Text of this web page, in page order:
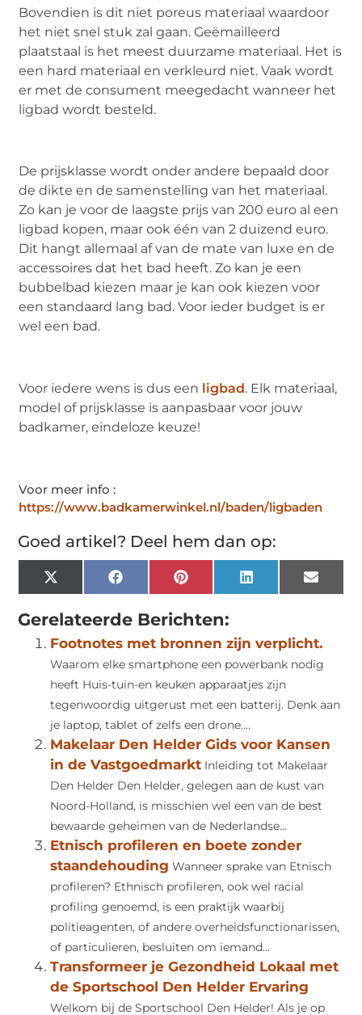
Bovendien is dit niet poreus materiaal waardoor
het niet snel stuk zal gaan. Geëmailleerd
plaatstaal is het meest duurzame materiaal. Het is
een hard materiaal en verkleurd niet. Vaak wordt
er met de consument meegedacht wanneer het
ligbad wordt besteld.
De prijsklasse wordt onder andere bepaald door
de dikte en de samenstelling van het materiaal.
Zo kan je voor de laagste prijs van 200 euro al een
ligbad kopen, maar ook één van 2 duizend euro.
Dit hangt allemaal af van de mate van luxe en de
accessoires dat het bad heeft. Zo kan je een
bubbelbad kiezen maar je kan ook kiezen voor
een standaard lang bad. Voor ieder budget is er
wel een bad.
Voor iedere wens is dus een ligbad. Elk materiaal,
model of prijsklasse is aanpasbaar voor jouw
badkamer, eindeloze keuze!
Voor meer info :
https://www.badkamerwinkel.nl/baden/ligbaden
Goed artikel? Deel hem dan op:
X
(Twitter)
FacebookPinterestLinkedInEmail
Gerelateerde Berichten:
Footnotes met bronnen zijn verplicht.
Waarom elke smartphone een powerbank nodig
heeft Huis-tuin-en keuken apparaatjes zijn
tegenwoordig uitgerust met een batterij. Denk aan
je laptop, tablet of zelfs een drone....
Makelaar Den Helder Gids voor Kansen
in de Vastgoedmarkt Inleiding tot Makelaar
Den Helder Den Helder, gelegen aan de kust van
Noord-Holland, is misschien wel een van de best
bewaarde geheimen van de Nederlandse...
Etnisch profileren en boete zonder
staandehouding Wanneer sprake van Etnisch
profileren? Ethnisch profileren, ook wel racial
profiling genoemd, is een praktijk waarbij
politieagenten, of andere overheidsfunctionarissen,
of particulieren, besluiten om iemand...
Transformeer je Gezondheid Lokaal met
de Sportschool Den Helder Ervaring
Welkom bij de Sportschool Den Helder! Als je op